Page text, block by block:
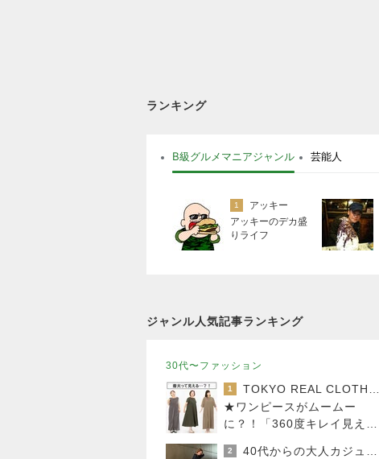
ランキング
B級グルメマニアジャンル 芸能人
1
アッキー
アッキーのデカ盛
りライフ
ジャンル人気記事ランキング
30代〜ファッション
1
TOKYO REAL CLOTHES 大人世代のリアルクローズ
★ワンピースがムームー
に？！「360度キレイ見え」
2 40代からの大人カジュアルを品良く着こなすファッションブログ